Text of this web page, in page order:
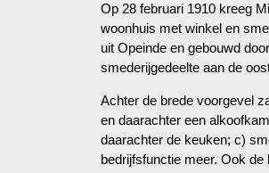
Op 28 februari 1910 kreeg
woonhuis met winkel en
uit Opeinde en gebouwd
smederijgedeelte aan de
Achter de brede voorgevel
en daarachter een
daarachter de keuken; c)
bedrijfsfunctie meer. Ook